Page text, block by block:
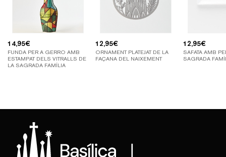
14,95€
FUNDA PER A GERRO AMB
ESTAMPAT DELS VITRALLS DE
LA SAGRADA FAMÍLIA
12,95€
ORNAMENT PLATEJAT DE LA
FAÇANA DEL NAIXEMENT
12,95€
SAFATA AMB
SAGRADA